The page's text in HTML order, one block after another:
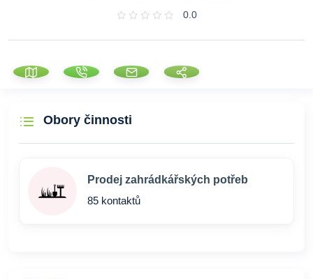
0.0
Obory činnosti
Prodej zahrádkářských potřeb
85 kontaktů